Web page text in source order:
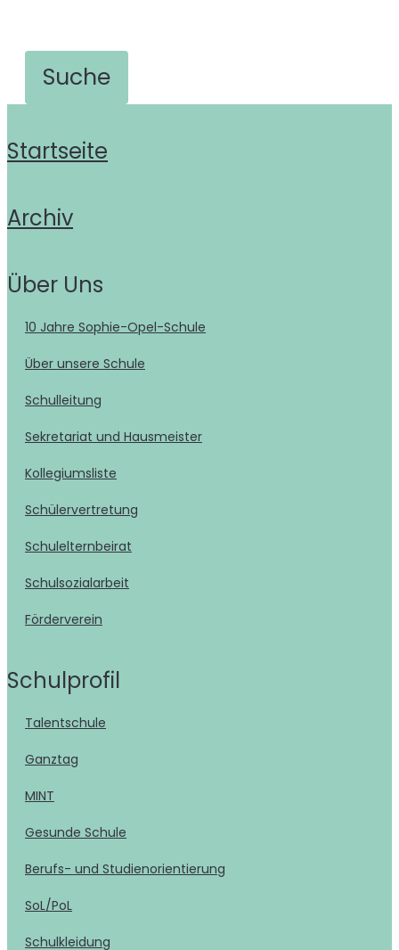
Startseite
Archiv
Über Uns
10 Jahre Sophie-Opel-Schule
Über unsere Schule
Schulleitung
Sekretariat und Hausmeister
Kollegiumsliste
Schülervertretung
Schulelternbeirat
Schulsozialarbeit
Förderverein
Schulprofil
Talentschule
Ganztag
MINT
Gesunde Schule
Berufs- und Studienorientierung
SoL/PoL
Schulkleidung